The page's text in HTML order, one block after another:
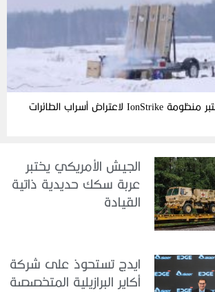
الجيش الأمريكي يختبر منظومة IonStrike لاعتراض أسراب الطائرات
الجيش الأمريكي يختبر
عربة سكك حديدية ذاتية
القيادة
ايدج تستحوذ على شركة
أكاير البرازيلية المتخصصة